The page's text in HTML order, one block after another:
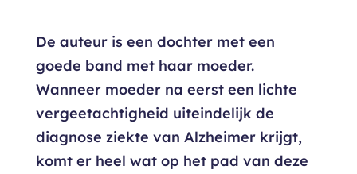
De auteur is een dochter met een
goede band met haar moeder.
Wanneer moeder na eerst een lichte
vergeetachtigheid uiteindelijk de
diagnose ziekte van Alzheimer krijgt,
komt er heel wat op het pad van deze